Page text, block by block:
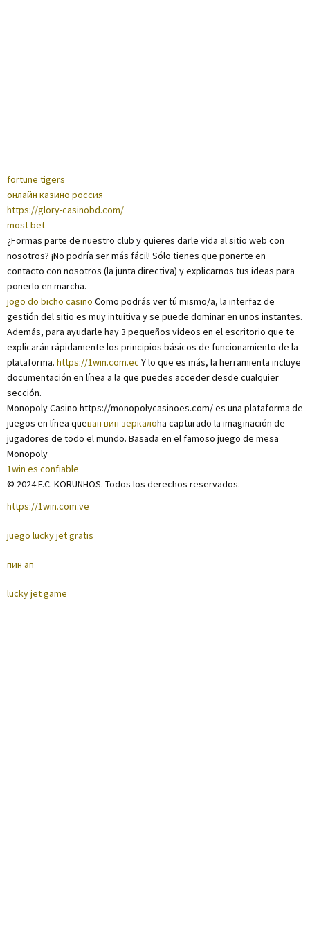
fortune tigers
онлайн казино россия
https://glory-casinobd.com/
most bet
¿Formas parte de nuestro club y quieres darle vida al sitio web con
nosotros? ¡No podría ser más fácil! Sólo tienes que ponerte en
contacto con nosotros (la junta directiva) y explicarnos tus ideas para
ponerlo en marcha.
jogo do bicho casino Como podrás ver tú mismo/a, la interfaz de
gestión del sitio es muy intuitiva y se puede dominar en unos instantes.
Además, para ayudarle hay 3 pequeños vídeos en el escritorio que te
explicarán rápidamente los principios básicos de funcionamiento de la
plataforma. https://1win.com.ec Y lo que es más, la herramienta incluye
documentación en línea a la que puedes acceder desde cualquier
sección.
Monopoly Casino https://monopolycasinoes.com/ es una plataforma de
juegos en línea queван вин зеркалоha capturado la imaginación de
jugadores de todo el mundo. Basada en el famoso juego de mesa
Monopoly
1win es confiable
© 2024 F.C. KORUNHOS. Todos los derechos reservados.
https://1win.com.ve
juego lucky jet gratis
пин ап
lucky jet game